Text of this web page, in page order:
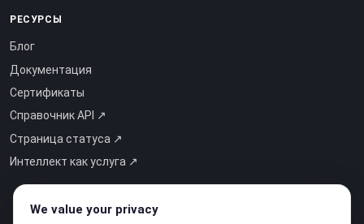
РЕСУРСЫ
Блог
Документация
Сертификаты
Справочник API ↗
Страница статуса ↗
Интеллект как услуга ↗
We value your privacy